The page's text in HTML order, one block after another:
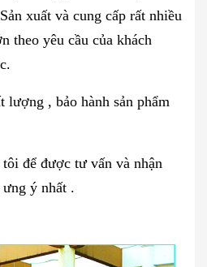
xuất và cung cấp rất nhiều
theo yêu cầu của khách
lượng , bảo hành sản phẩm
để được tư vấn và nhận
ý nhất .